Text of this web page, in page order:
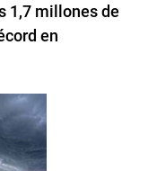
1,7 millones de
en